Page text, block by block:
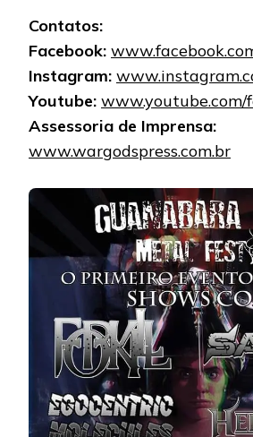
Contatos:
Facebook:
Instagram:
Youtube:
Assessoria de Imprensa:
www.wargodspress.com.br